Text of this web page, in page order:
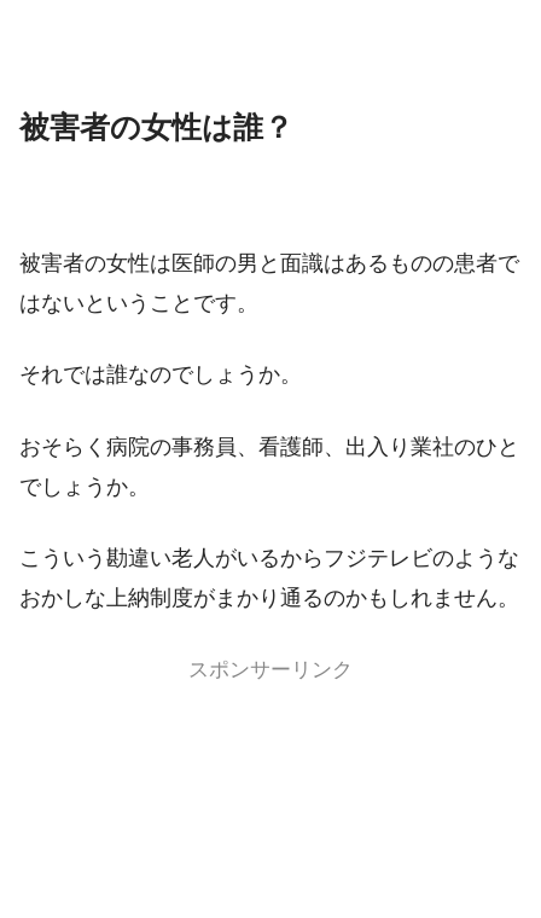
被害者の女性は誰？
被害者の女性は医師の男と面識はあるものの患者で
はないということです。
それでは誰なのでしょうか。
おそらく病院の事務員、看護師、出入り業社のひと
でしょうか。
こういう勘違い老人がいるからフジテレビのような
おかしな上納制度がまかり通るのかもしれません。
スポンサーリンク